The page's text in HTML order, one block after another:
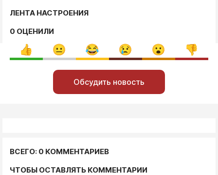
ЛЕНТА НАСТРОЕНИЯ
0 ОЦЕНИЛИ
Обсудить новость
ВСЕГО: 0 КОММЕНТАРИЕВ
ЧТОБЫ ОСТАВЛЯТЬ КОММЕНТАРИИ